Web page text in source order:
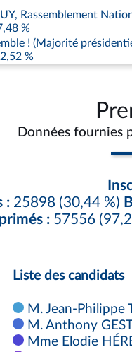
Rassemblement
%
! (Majorité
%
Données fournies
: 25898 (30,44 %)
: 57556
Liste des candidats
M. Jean-Philippe
M. Anthony
Mme Elodie